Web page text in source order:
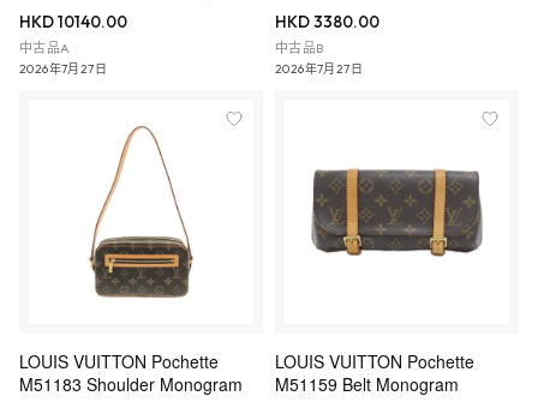
HKD 10140.00
中古品A
2026年7月27日
HKD 3380.00
中古品B
2026年7月27日
LOUIS VUITTON Pochette
M51183 Shoulder Monogram
LOUIS VUITTON Pochette
M51159 Belt Monogram